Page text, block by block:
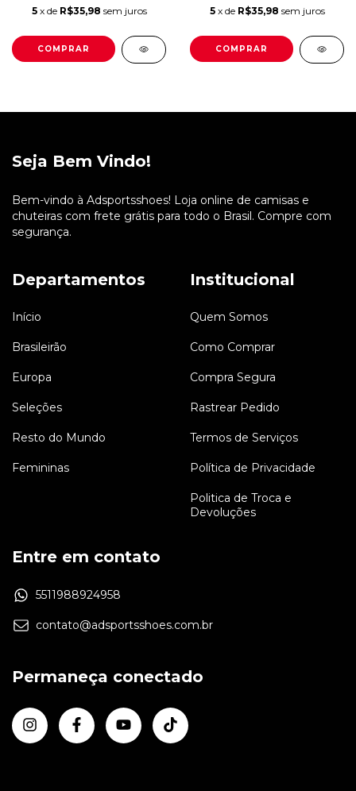
5 x de R$35,98 sem juros
COMPRAR
5 x de R$35,98 sem juros
COMPRAR
Seja Bem Vindo!
Bem-vindo à Adsportsshoes! Loja online de camisas e
chuteiras com frete grátis para todo o Brasil. Compre com
segurança.
Departamentos
Início
Brasileirão
Europa
Seleções
Resto do Mundo
Femininas
Institucional
Quem Somos
Como Comprar
Compra Segura
Rastrear Pedido
Termos de Serviços
Política de Privacidade
Politica de Troca e
Devoluções
Entre em contato
5511988924958
contato@adsportsshoes.com.br
Permaneça conectado